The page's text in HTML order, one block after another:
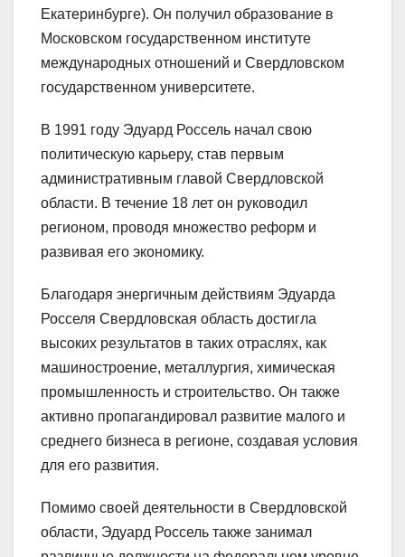
Екатеринбурге). Он получил образование в
Московском государственном институте
международных отношений и Свердловском
государственном университете.
В 1991 году Эдуард Россель начал свою
политическую карьеру, став первым
административным главой Свердловской
области. В течение 18 лет он руководил
регионом, проводя множество реформ и
развивая его экономику.
Благодаря энергичным действиям Эдуарда
Росселя Свердловская область достигла
высоких результатов в таких отраслях, как
машиностроение, металлургия, химическая
промышленность и строительство. Он также
активно пропагандировал развитие малого и
среднего бизнеса в регионе, создавая условия
для его развития.
Помимо своей деятельности в Свердловской
области, Эдуард Россель также занимал